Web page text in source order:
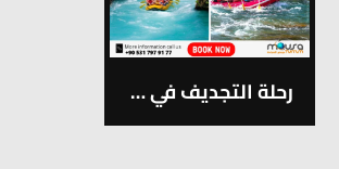
رحلة التجديف في انطاليا